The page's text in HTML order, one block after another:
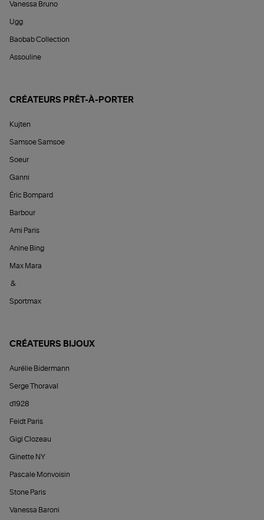
Vanessa Bruno
Ugg
Baobab Collection
Assouline
CRÉATEURS PRÊT-À-PORTER
Kujten
Samsoe Samsoe
Soeur
Ganni
Éric Bompard
Barbour
Ami Paris
Anine Bing
Max Mara
&
Sportmax
CRÉATEURS BIJOUX
Aurélie Bidermann
Serge Thoraval
d1928
Feidt Paris
Gigi Clozeau
Ginette NY
Pascale Monvoisin
Stone Paris
Vanessa Baroni